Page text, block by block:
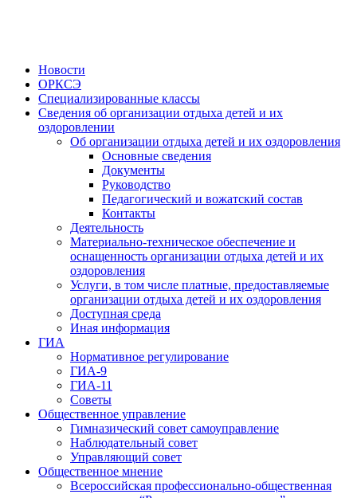
Новости
ОРКСЭ
Специализированные классы
Сведения об организации отдыха детей и их
оздоровлении
Об организации отдыха детей и их оздоровления
Основные сведения
Документы
Руководство
Педагогический и вожатский состав
Контакты
Деятельность
Материально-техническое обеспечение и
оснащенность организации отдыха детей и их
оздоровления
Услуги, в том числе платные, предоставляемые
организации отдыха детей и их оздоровления
Доступная среда
Иная информация
ГИА
Нормативное регулирование
ГИА-9
ГИА-11
Советы
Общественное управление
Гимназический совет самоуправление
Наблюдательный совет
Управляющий совет
Общественное мнение
Всероссийская профессионально-общественная